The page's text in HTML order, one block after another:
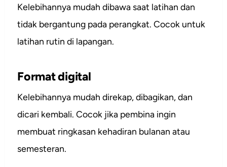
Kelebihannya mudah dibawa saat latihan dan
tidak bergantung pada perangkat. Cocok untuk
latihan rutin di lapangan.
Format digital
Kelebihannya mudah direkap, dibagikan, dan
dicari kembali. Cocok jika pembina ingin
membuat ringkasan kehadiran bulanan atau
semesteran.